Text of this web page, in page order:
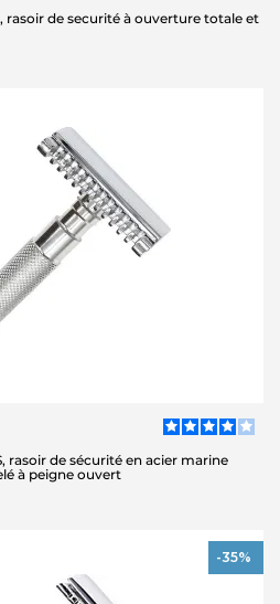
rasoir de securité à ouverture totale et
rasoir de sécurité en acier marine
à peigne ouvert
-35%